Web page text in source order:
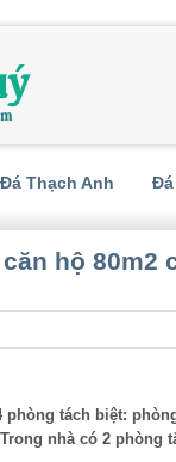
Đá Thạch Anh Đá
hộ 80m2
tách biệt:
nhà có 2 phòng